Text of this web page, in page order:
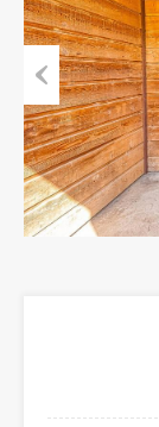
Previous